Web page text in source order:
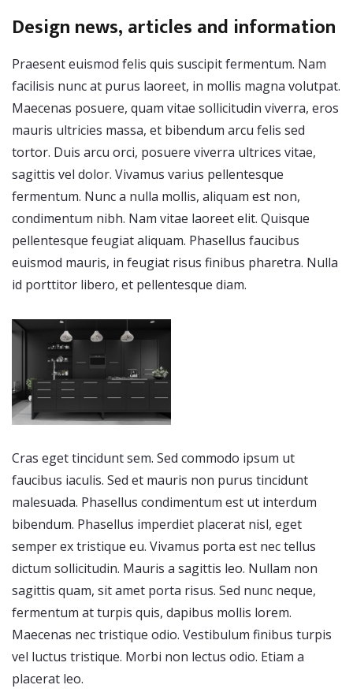
Design news, articles and information
Praesent euismod felis quis suscipit fermentum. Nam
facilisis nunc at purus laoreet, in mollis magna volutpat.
Maecenas posuere, quam vitae sollicitudin viverra, eros
mauris ultricies massa, et bibendum arcu felis sed
tortor. Duis arcu orci, posuere viverra ultrices vitae,
sagittis vel dolor. Vivamus varius pellentesque
fermentum. Nunc a nulla mollis, aliquam est non,
condimentum nibh. Nam vitae laoreet elit. Quisque
pellentesque feugiat aliquam. Phasellus faucibus
euismod mauris, in feugiat risus finibus pharetra. Nulla
id porttitor libero, et pellentesque diam.
Cras eget tincidunt sem. Sed commodo ipsum ut
faucibus iaculis. Sed et mauris non purus tincidunt
malesuada. Phasellus condimentum est ut interdum
bibendum. Phasellus imperdiet placerat nisl, eget
semper ex tristique eu. Vivamus porta est nec tellus
dictum sollicitudin. Mauris a sagittis leo. Nullam non
sagittis quam, sit amet porta risus. Sed nunc neque,
fermentum at turpis quis, dapibus mollis lorem.
Maecenas nec tristique odio. Vestibulum finibus turpis
vel luctus tristique. Morbi non lectus odio. Etiam a
placerat leo.